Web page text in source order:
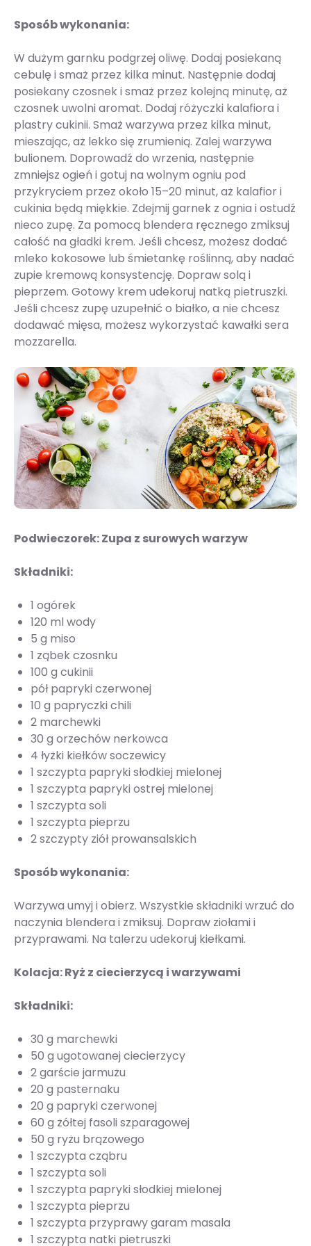
Sposób wykonania:
W dużym garnku podgrzej oliwę. Dodaj posiekaną
cebulę i smaż przez kilka minut. Następnie dodaj
posiekany czosnek i smaż przez kolejną minutę, aż
czosnek uwolni aromat. Dodaj różyczki kalafiora i
plastry cukinii. Smaż warzywa przez kilka minut,
mieszając, aż lekko się zrumienią. Zalej warzywa
bulionem. Doprowadź do wrzenia, następnie
zmniejsz ogień i gotuj na wolnym ogniu pod
przykryciem przez około 15–20 minut, aż kalafior i
cukinia będą miękkie. Zdejmij garnek z ognia i ostudź
nieco zupę. Za pomocą blendera ręcznego zmiksuj
całość na gładki krem. Jeśli chcesz, możesz dodać
mleko kokosowe lub śmietankę roślinną, aby nadać
zupie kremową konsystencję. Dopraw solą i
pieprzem. Gotowy krem udekoruj natką pietruszki.
Jeśli chcesz zupę uzupełnić o białko, a nie chcesz
dodawać mięsa, możesz wykorzystać kawałki sera
mozzarella.
Podwieczorek: Zupa z surowych warzyw
Składniki:
1 ogórek
120 ml wody
5 g miso
1 ząbek czosnku
100 g cukinii
pół papryki czerwonej
10 g papryczki chili
2 marchewki
30 g orzechów nerkowca
4 łyżki kiełków soczewicy
1 szczypta papryki słodkiej mielonej
1 szczypta papryki ostrej mielonej
1 szczypta soli
1 szczypta pieprzu
2 szczypty ziół prowansalskich
Sposób wykonania:
Warzywa umyj i obierz. Wszystkie składniki wrzuć do
naczynia blendera i zmiksuj. Dopraw ziołami i
przyprawami. Na talerzu udekoruj kiełkami.
Kolacja: Ryż z ciecierzycą i warzywami
Składniki:
30 g marchewki
50 g ugotowanej ciecierzycy
2 garście jarmużu
20 g pasternaku
20 g papryki czerwonej
60 g żółtej fasoli szparagowej
50 g ryżu brązowego
1 szczypta cząbru
1 szczypta soli
1 szczypta papryki słodkiej mielonej
1 szczypta pieprzu
1 szczypta przyprawy garam masala
1 szczypta natki pietruszki